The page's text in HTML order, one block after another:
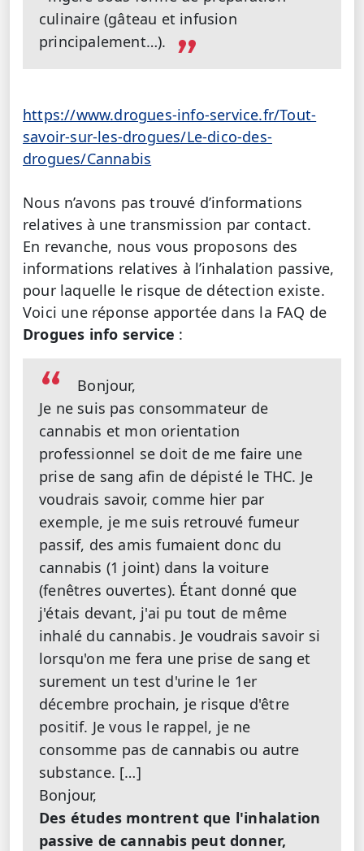
culinaire (gâteau et infusion
principalement…).
https://www.drogues-info-service.fr/Tout-
savoir-sur-les-drogues/Le-dico-des-
drogues/Cannabis
Nous n’avons pas trouvé d’informations
relatives à une transmission par contact.
En revanche, nous vous proposons des
informations relatives à l’inhalation passive,
pour laquelle le risque de détection existe.
Voici une réponse apportée dans la FAQ de
Drogues info service :
Bonjour,
Je ne suis pas consommateur de
cannabis et mon orientation
professionnel se doit de me faire une
prise de sang afin de dépisté le THC. Je
voudrais savoir, comme hier par
exemple, je me suis retrouvé fumeur
passif, des amis fumaient donc du
cannabis (1 joint) dans la voiture
(fenêtres ouvertes). Étant donné que
j'étais devant, j'ai pu tout de même
inhalé du cannabis. Je voudrais savoir si
lorsqu'on me fera une prise de sang et
surement un test d'urine le 1er
décembre prochain, je risque d'être
positif. Je vous le rappel, je ne
consomme pas de cannabis ou autre
substance. […]
Bonjour,
Des études montrent que l'inhalation
passive de cannabis peut donner,